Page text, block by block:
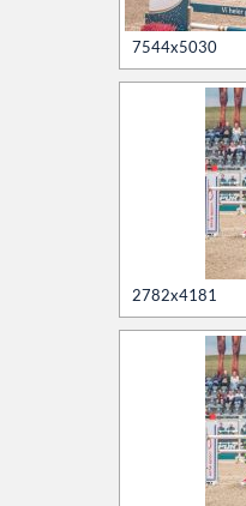
7544x5030
2782x4181